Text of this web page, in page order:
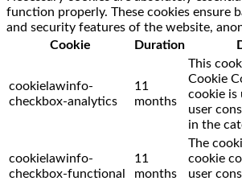
function properly. These cookies ensure
and security features of the website,
Cookie
Duration
cookielawinfo-
checkbox-analytics
11
months
This
Cookie
cookie is
user
in the
cookielawinfo-
checkbox-functional
11
months
The
cookie
user